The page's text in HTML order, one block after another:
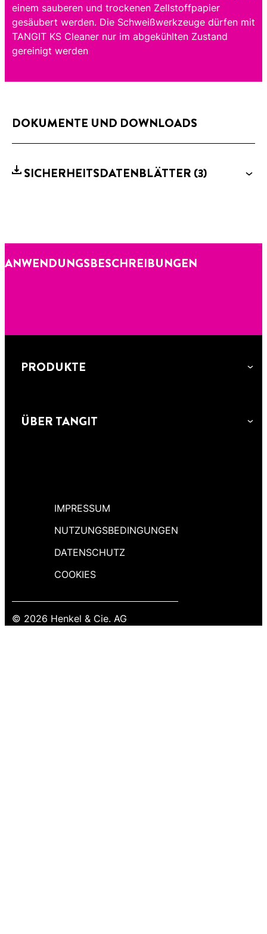
einem sauberen und trockenen Zellstoffpapier
gesäubert werden. Die Schweißwerkzeuge dürfen mit
TANGIT KS Cleaner nur im abgekühlten Zustand
gereinigt werden
DOKUMENTE UND DOWNLOADS
SICHERHEITSDATENBLÄTTER (3)
ANWENDUNGSBESCHREIBUNGEN
PRODUKTE
ÜBER TANGIT
IMPRESSUM
NUTZUNGSBEDINGUNGEN
DATENSCHUTZ
COOKIES
© 2026 Henkel & Cie. AG